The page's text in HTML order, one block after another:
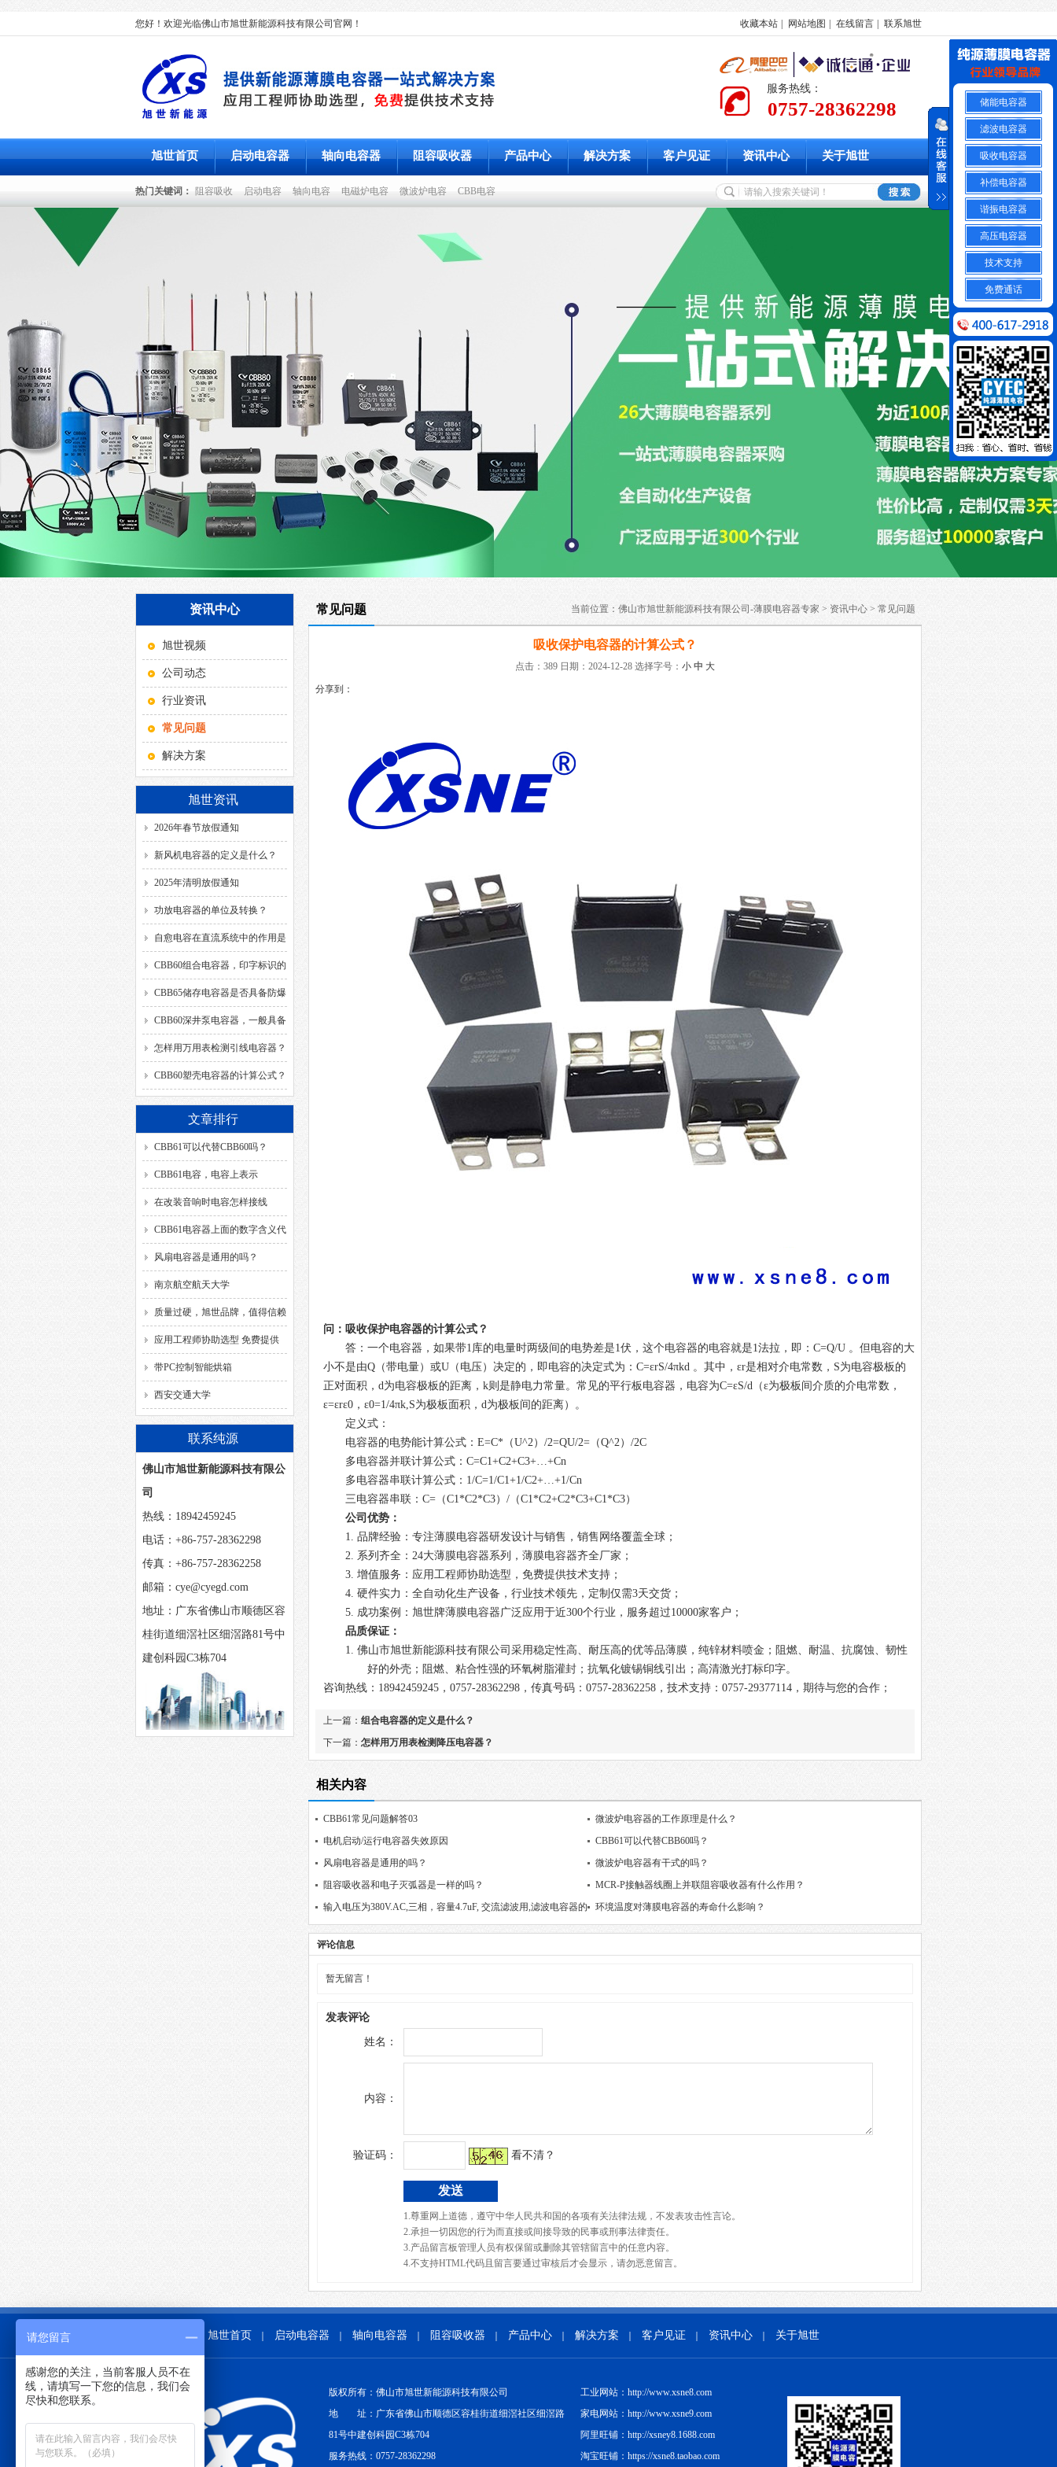
您好！欢迎光临佛山市旭世新能源科技有限公司官网！ 收藏本站 网站地图 在线留言 联系旭世
服务热线：
0757-28362298
旭世首页 启动电容器 轴向电容器 阻容吸收器 产品中心 解决方案 客户见证 资讯中心 关于旭世
热门关键词： 阻容吸收 启动电容 轴向电容 电磁炉电容 微波炉电容 CBB电容
资讯中心
旭世视频
公司动态
行业资讯
常见问题
解决方案
旭世资讯
2026年春节放假通知
新风机电容器的定义是什么？
2025年清明放假通知
功放电容器的单位及转换？
自愈电容在直流系统中的作用是
什么？
CBB60组合电容器，印字标识的
SH、DB、C、40/85/21、
50/60HZ分别代表什么意思？
CBB65储存电容器是否具备防爆
功能？
CBB60深井泵电容器，一般具备
哪几种引出方式？
怎样用万用表检测引线电容器？
CBB60塑壳电容器的计算公式？
文章排行
CBB61可以代替CBB60吗？
CBB61电容，电容上表示
的“SH”代表什么含义？
在改装音响时电容怎样接线
CBB61电容器上面的数字含义代
表？
风扇电容器是通用的吗？
南京航空航天大学
质量过硬，旭世品牌，值得信赖
应用工程师协助选型 免费提供
解决方案
带PC控制智能烘箱
西安交通大学
联系纯源
佛山市旭世新能源科技有限公
司
热线：18942459245
电话：+86-757-28362298
传真：+86-757-28362258
邮箱：cye@cyegd.com
地址：广东省佛山市顺德区容
桂街道细滘社区细滘路81号中
建创科园C3栋704
常见问题 当前位置： 佛山市旭世新能源科技有限公司-薄膜电容器专家 > 资讯中心 > 常见问题
吸收保护电容器的计算公式？
点击：389 日期：2024-12-28 选择字号： 小 中 大
分享到：
问： 吸收保护电容器的计算公式 ？
答： 一个电容器，如果带1库的电量时两级间的电势差是1伏，这个电容器的电容就是1法拉，即： C=Q/U 。但电容的大
小不是由Q （带电量）或U （电压）决定的，即电容的决定式为： C=εrS/4πkd 。其中，εr是相对介电常数， S为电容极板的
正对面积， d为电容极板的距离， k则是静电力常量。常见的平行板电容器，电容为C=εS/d （ε为极板间介质的介电常数，
ε=εrε0 ，ε0=1/4πk,S为极板面积， d为极板间的距离）。
定义式：
电容器的电势能计算公式： E=C* （U^2） /2=QU/2= （Q^2） /2C
多电容器并联计算公式： C=C1+C2+C3+…+Cn
多电容器串联计算公式： 1/C=1/C1+1/C2+…+1/Cn
三电容器串联： C= （C1*C2*C3） / （C1*C2+C2*C3+C1*C3）
公司优势：
1. 品牌经验：专注薄膜电容器研发设计与销售，销售网络覆盖全球；
2. 系列齐全：24大薄膜电容器系列，薄膜电容器齐全厂家；
3. 增值服务：应用工程师协助选型，免费提供技术支持；
4. 硬件实力：全自动化生产设备，行业技术领先，定制仅需3天交货；
5. 成功案例：旭世牌薄膜电容器广泛应用于近300个行业，服务超过10000家客户；
品质保证：
1. 佛山市旭世新能源科技有限公司采用稳定性高、耐压高的优等品薄膜，纯锌材料喷金；阻燃、耐温、抗腐蚀、韧性
好的外壳；阻燃、粘合性强的环氧树脂灌封；抗氧化镀锡铜线引出；高清激光打标印字。
咨询热线： 18942459245 ，0757-28362298，传真号码：0757-28362258，技术支持：0757-29377114，期待与您的合作；
上一篇： 组合电容器的定义是什么？
下一篇： 怎样用万用表检测降压电容器？
相关内容
CBB61常见问题解答03
微波炉电容器的工作原理是什么？
电机启动/运行电容器失效原因
CBB61可以代替CBB60吗？
风扇电容器是通用的吗？
微波炉电容器有干式的吗？
阻容吸收器和电子灭弧器是一样的吗？
MCR-P接触器线圈上并联阻容吸收器有什么作用？
输入电压为380V.AC,三相，容量4.7uF, 交流滤波用,滤波电容器的
环境温度对薄膜电容器的寿命什么影响？
评论信息
暂无留言！
发表评论
姓名：
内容：
验证码： 看不清？
1.尊重网上道德，遵守中华人民共和国的各项有关法律法规，不发表攻击性言论。
2.承担一切因您的行为而直接或间接导致的民事或刑事法律责任。
3.产品留言板管理人员有权保留或删除其管辖留言中的任意内容。
4.不支持HTML代码且留言要通过审核后才会显示，请勿恶意留言。
旭世首页 启动电容器 轴向电容器 阻容吸收器 产品中心 解决方案 客户见证 资讯中心 关于旭世
版权所有：佛山市旭世新能源科技有限公司
地 址：广东省佛山市顺德区容桂街道细滘社区细滘路
81号中建创科园C3栋704
服务热线：0757-28362298
工业网站：http://www.xsne8.com
家电网站：http://www.xsne9.com
阿里旺铺：http://xsney8.1688.com
淘宝旺铺：https://xsne8.taobao.com
储能电容器
滤波电容器
吸收电容器
补偿电容器
谐振电容器
高压电容器
技术支持
免费通话
请您留言
感谢您的关注，当前客服人员不在
线，请填写一下您的信息，我们会
尽快和您联系。